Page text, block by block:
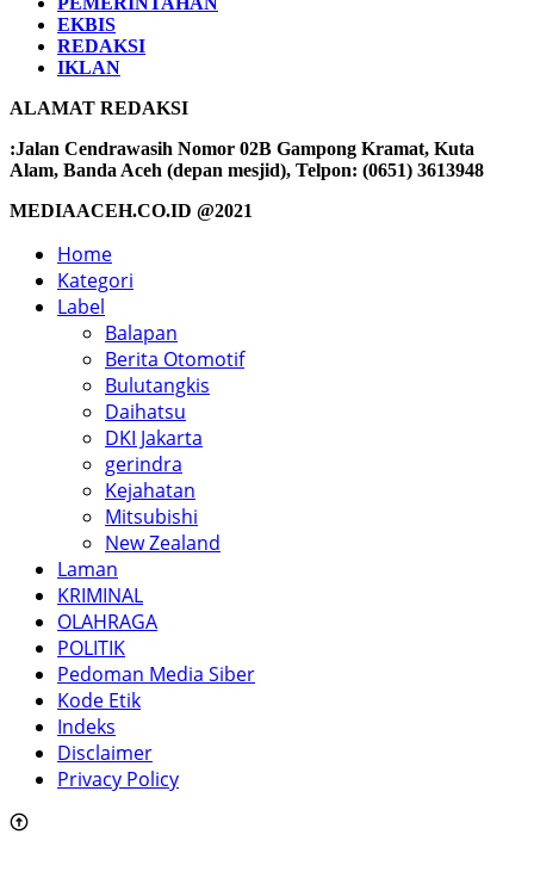
EKBIS
REDAKSI
IKLAN
ALAMAT REDAKSI
:Jalan Cendrawasih Nomor 02B Gampong Kramat, Kuta
Alam, Banda Aceh (depan mesjid), Telpon: (0651) 3613948
MEDIAACEH.CO.ID @2021
Home
Kategori
Label
Balapan
Berita Otomotif
Bulutangkis
Daihatsu
DKI Jakarta
gerindra
Kejahatan
Mitsubishi
New Zealand
Laman
KRIMINAL
OLAHRAGA
POLITIK
Pedoman Media Siber
Kode Etik
Indeks
Disclaimer
Privacy Policy